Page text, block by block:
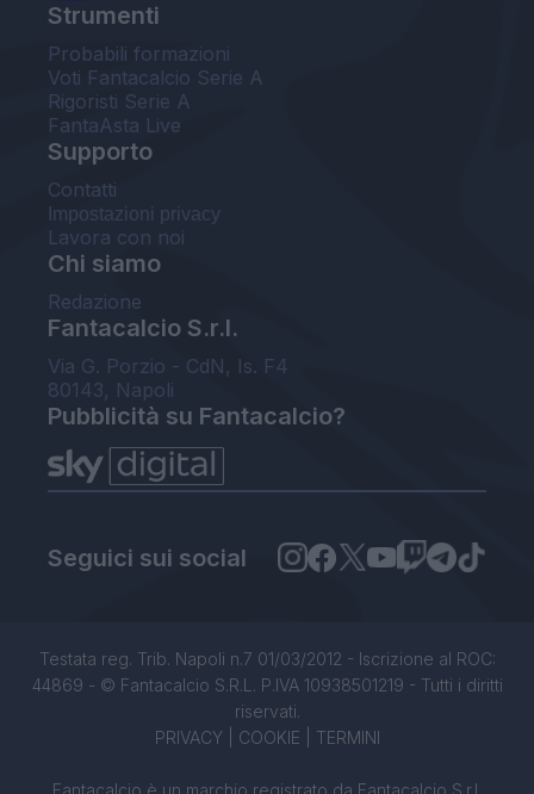
Strumenti
Probabili formazioni
Voti Fantacalcio Serie A
Rigoristi Serie A
FantaAsta Live
Supporto
Contatti
Impostazioni privacy
Lavora con noi
Chi siamo
Redazione
Fantacalcio S.r.l.
Via G. Porzio - CdN, Is. F4
80143, Napoli
Pubblicità su Fantacalcio?
Seguici sui social
Testata reg. Trib. Napoli n.7 01/03/2012 - Iscrizione al ROC:
44869 - © Fantacalcio S.R.L. P.IVA 10938501219 - Tutti i diritti
riservati.
PRIVACY| COOKIE TERMINI
Fantacalcio è un marchio registrato da Fantacalcio S.r.l.